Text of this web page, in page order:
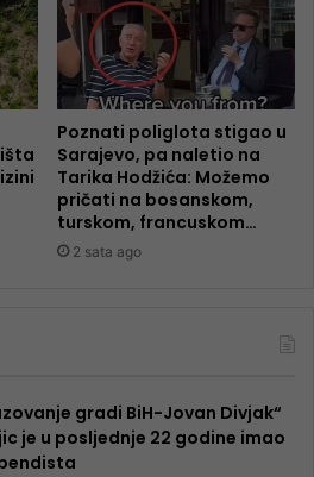
Poznati poliglota stigao u
Sarajevo, pa naletio na
Tarika Hodžića: Možemo
pričati na bosanskom,
turskom, francuskom…
2 sata ago
gradi BiH-Jovan Divjak“
je u posljednje 22 godine imao